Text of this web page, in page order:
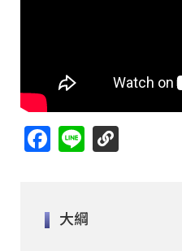
Facebook
Line
大綱